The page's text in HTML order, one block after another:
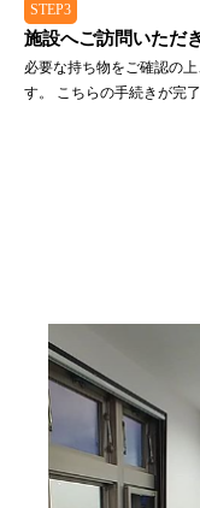
STEP3
施設へご訪問いただ
必要な持ち物をご確認の
す。 こちらの手続きが完